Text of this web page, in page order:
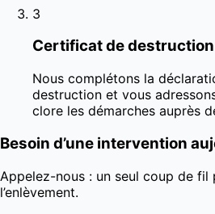
3
Certificat de destruction
Nous complétons la
destruction et vous
clore les démarches auprès
Besoin d’une intervention
Appelez-nous : un seul coup de fil
l’enlèvement.